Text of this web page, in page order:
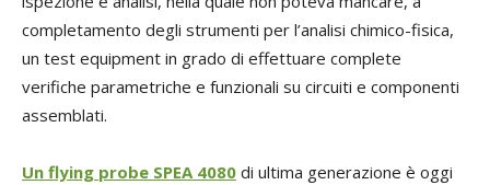
completamento degli strumenti per l’analisi chimico-fisica,
un test equipment in grado di effettuare complete
verifiche parametriche e funzionali su circuiti e componenti
assemblati.
Un flying probe SPEA 4080 di ultima generazione è oggi